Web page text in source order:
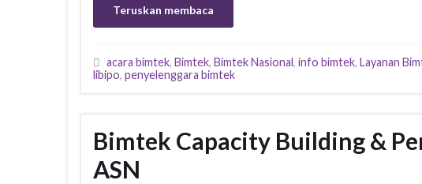
Teruskan membaca
acara bimtek, Bimtek, Bimtek Nasional, info bimtek, Layanan
libipo, penyelenggara bimtek
Bimtek Capacity Building &
ASN